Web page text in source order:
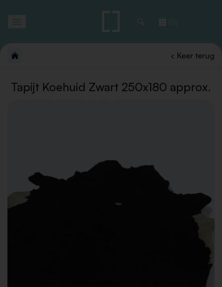
(0)
Keer terug
Tapijt Koehuid Zwart 250x180 approx.